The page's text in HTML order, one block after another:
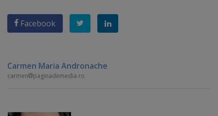
Facebook
Carmen Maria Andronache
carmen paginademedia.ro